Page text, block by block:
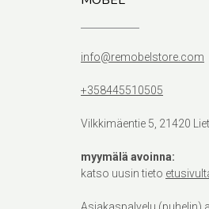
info@remobelstore.com
+358445510505
Vilkkimäentie 5, 21420
myymälä avoinna:
katso uusin tieto